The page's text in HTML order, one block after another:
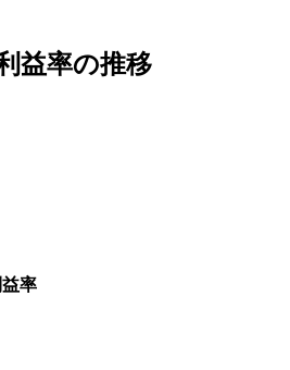
益率の推移
率